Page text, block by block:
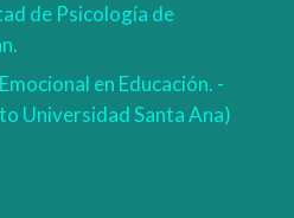
de Psicología de
en Educación. -
Universidad Santa Ana)